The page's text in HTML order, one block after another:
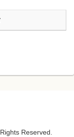
Reserved.